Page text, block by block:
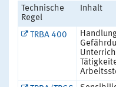
Technische
Regel
Inhalt
TRBA 400